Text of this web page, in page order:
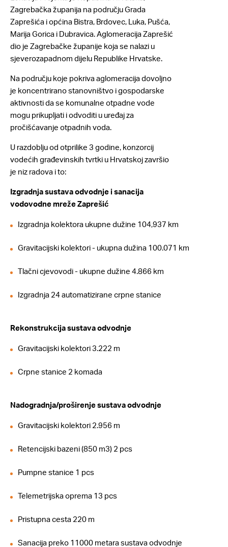
Zagrebačka županija na području Grada
Zaprešića i općina Bistra, Brdovec, Luka, Pušća,
Marija Gorica i Dubravica. Aglomeracija Zaprešić
dio je Zagrebačke županije koja se nalazi u
sjeverozapadnom dijelu Republike Hrvatske.
Na području koje pokriva aglomeracija dovoljno
je koncentrirano stanovništvo i gospodarske
aktivnosti da se komunalne otpadne vode
mogu prikupljati i odvoditi u uređaj za
pročišćavanje otpadnih voda.
U razdoblju od otprilike 3 godine, konzorcij
vodećih građevinskih tvrtki u Hrvatskoj završio
je niz radova i to:
Izgradnja sustava odvodnje i sanacija
vodovodne mreže Zaprešić
Izgradnja kolektora ukupne dužine 104,937 km
Gravitacijski kolektori - ukupna dužina 100.071 km
Tlačni cjevovodi - ukupne dužine 4.866 km
Izgradnja 24 automatizirane crpne stanice
Rekonstrukcija sustava odvodnje
Gravitacijski kolektori 3.222 m
Crpne stanice 2 komada
Nadogradnja/proširenje sustava odvodnje
Gravitacijski kolektori 2.956 m
Retencijski bazeni (850 m3) 2 pcs
Pumpne stanice 1 pcs
Telemetrijska oprema 13 pcs
Pristupna cesta 220 m
Sanacija preko 11000 metara sustava odvodnje